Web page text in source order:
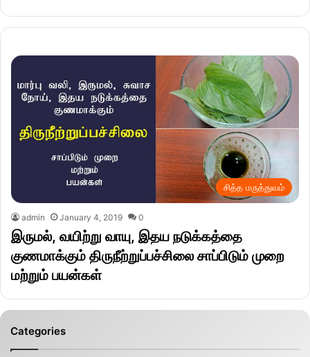
சித்த மருத்துவம்
admin January 4, 2019 0
இருமல், வயிற்று வாயு, இதய நடுக்கத்தை
குணமாக்கும் திருநீற்றுப்பச்சிலை சாப்பிடும் முறை
மற்றும் பயன்கள்
Categories